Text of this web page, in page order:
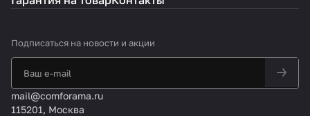
Подписаться на новости и акции
mail@comforama.ru
115201, Москва